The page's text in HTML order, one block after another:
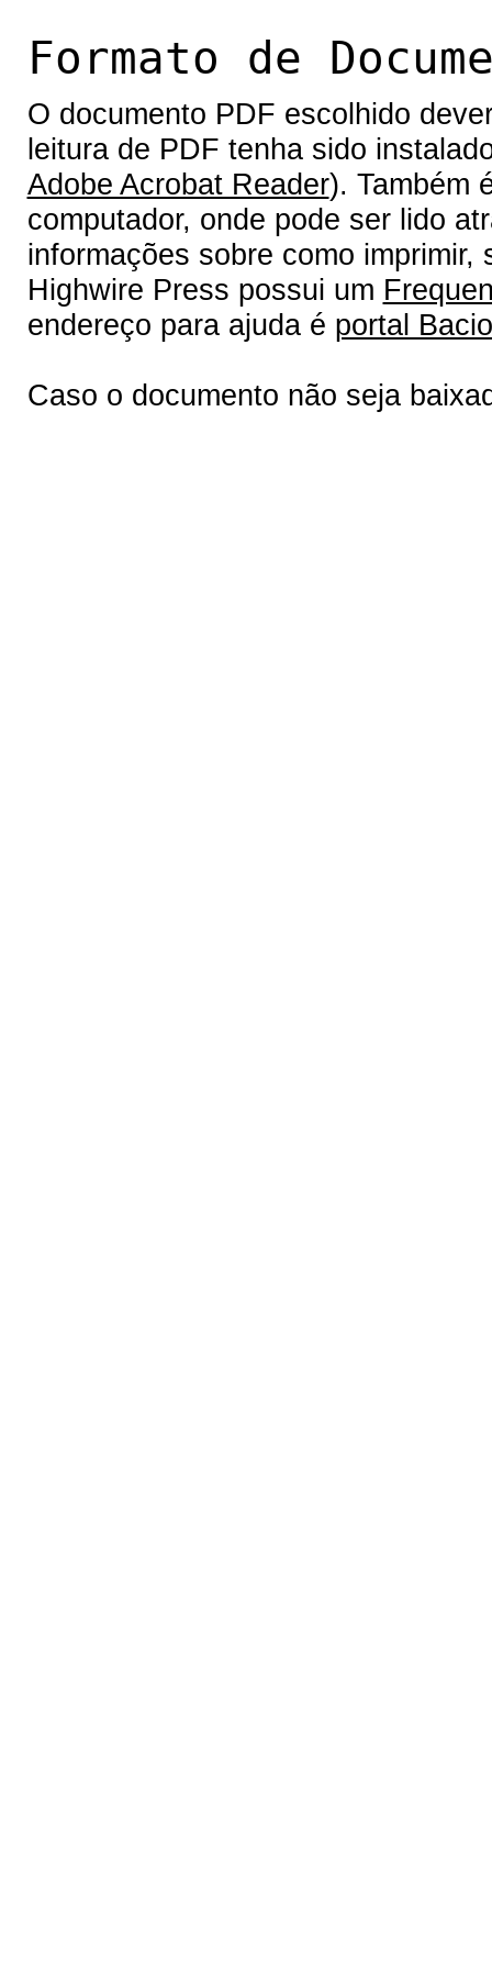
Formato de
O documento PDF escolhido
leitura de PDF tenha sido
Adobe Acrobat Reader). Também
computador, onde pode ser lido
informações sobre como
Highwire Press possui um
endereço para ajuda é portal
Caso o documento não seja